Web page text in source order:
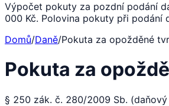
Výpočet pokuty za pozdní podání
000 Kč. Polovina pokuty při podání
Domů/Daně/Pokuta za opožděné
Pokuta za
§ 250 zák. č. 280/2009 Sb.